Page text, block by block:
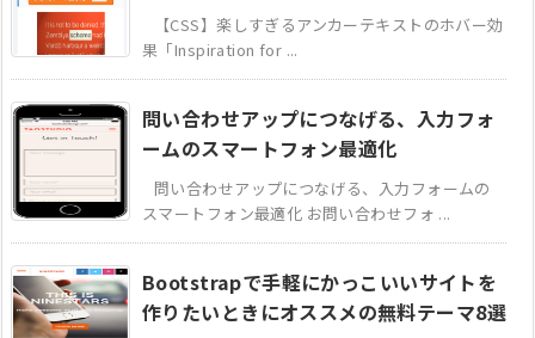
【CSS】楽しすぎるアンカーテキストのホバー効
果「Inspiration for ...
問い合わせアップにつなげる、入力フォ
ームのスマートフォン最適化
問い合わせアップにつなげる、入力フォームの
スマートフォン最適化 お問い合わせフォ ...
Bootstrapで手軽にかっこいいサイトを
作りたいときにオススメの無料テーマ8選